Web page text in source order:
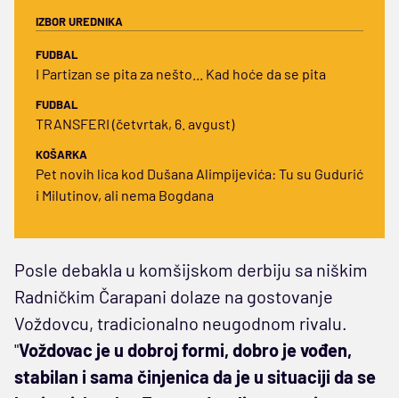
IZBOR UREDNIKA
FUDBAL
I Partizan se pita za nešto... Kad hoće da se pita
FUDBAL
TRANSFERI (četvrtak, 6. avgust)
KOŠARKA
Pet novih lica kod Dušana Alimpijevića: Tu su Gudurić
i Milutinov, ali nema Bogdana
Posle debakla u komšijskom derbiju sa niškim
Radničkim Čarapani dolaze na gostovanje
Voždovcu, tradicionalno neugodnom rivalu.
"Voždovac je u dobroj formi, dobro je vođen,
stabilan i sama činjenica da je u situaciji da se